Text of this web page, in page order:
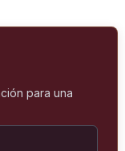
para una